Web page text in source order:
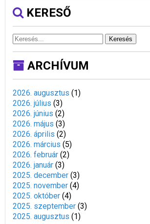
KERESŐ
Keresés
ARCHÍVUM
2026. augusztus (1)
2026. július (3)
2026. június (2)
2026. május (3)
2026. április (2)
2026. március (5)
2026. február (2)
2026. január (3)
2025. december (3)
2025. november (4)
2025. október (4)
2025. szeptember (3)
2025. augusztus (1)